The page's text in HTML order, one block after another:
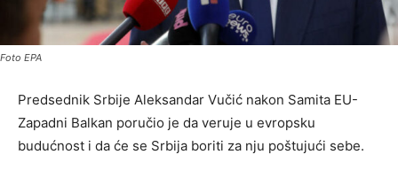
Foto EPA
Predsednik Srbije Aleksandar Vučić nakon Samita EU-
Zapadni Balkan poručio je da veruje u evropsku
budućnost i da će se Srbija boriti za nju poštujući sebe.